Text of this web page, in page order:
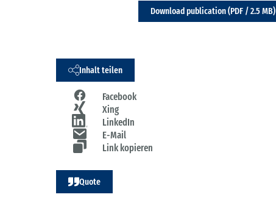
Download publication (PDF / 2.5 MB)
Inhalt teilen
Facebook
Xing
LinkedIn
E-Mail
Link kopieren
Quote